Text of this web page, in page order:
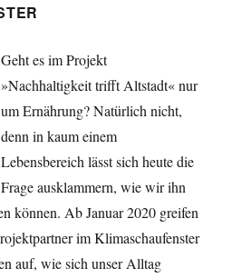
Geht es im Projekt
»Nachhaltigkeit trifft Altstadt« nur
um Ernährung? Natürlich nicht,
denn in kaum einem
Lebensbereich lässt sich heute die
Frage ausklammern, wie wir ihn
können. Ab Januar 2020 greifen
im Klimaschaufenster
auf, wie sich unser Alltag